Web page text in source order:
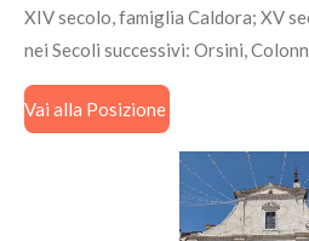
XIV secolo, famiglia Caldora; XV
nei Secoli successivi: Orsini,
Vai alla Posizione